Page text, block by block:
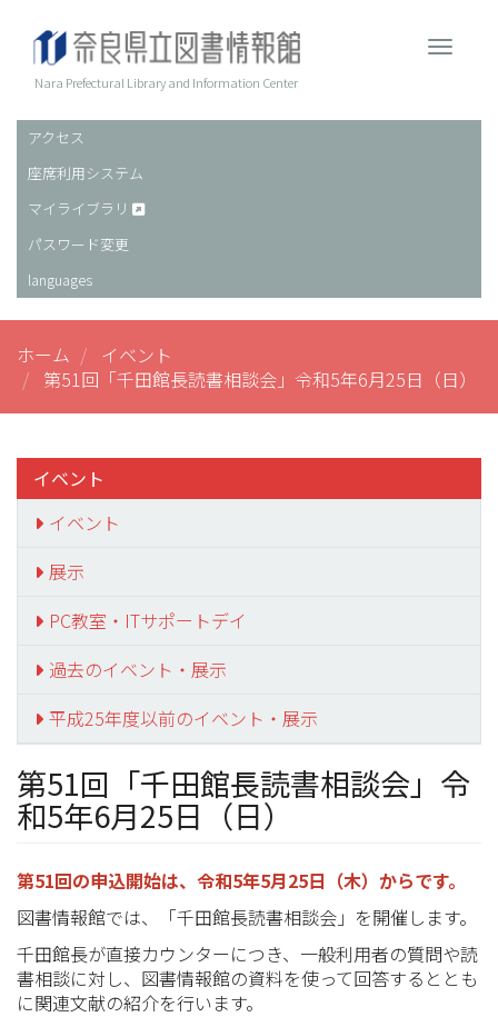
Nara Prefectural Library and Information Center
ヘ
ッ
ダ
ー
アクセス
座席利用システム
マイライブラリ
パスワード変更
languages
ホーム
イベント
第51回「千田館長読書相談会」令和5年6月25日（日）
イベント
イベント
展示
PC教室・ITサポートデイ
過去のイベント・展示
平成25年度以前のイベント・展示
第51回「千田館長読書相談会」令
和5年6月25日（日）
第51回の申込開始は、令和5年5月25日（木）からです。
図書情報館では、「千田館長読書相談会」を開催します。
千田館長が直接カウンターにつき、一般利用者の質問や読
書相談に対し、図書情報館の資料を使って回答するととも
に関連文献の紹介を行います。